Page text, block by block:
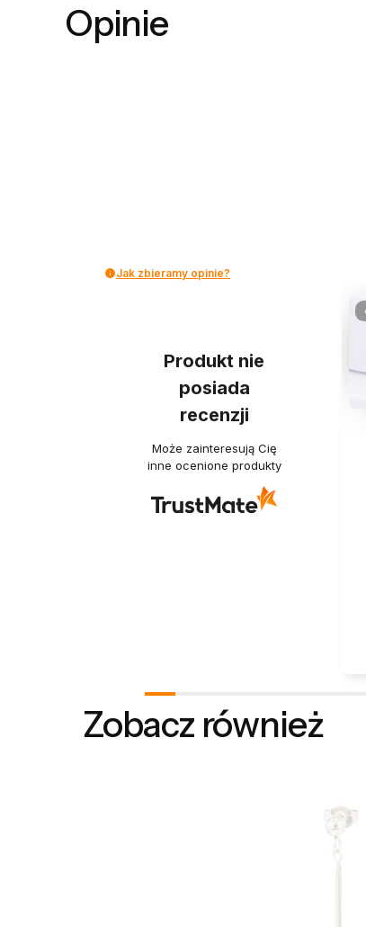
Opinie
Jak zbieramy opinie?
Produkt nie
posiada
recenzji
Może zainteresują Cię
inne ocenione produkty
Zobacz również